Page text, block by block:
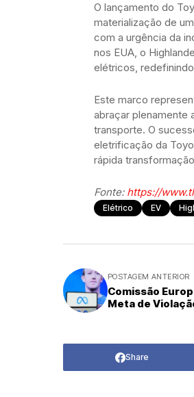
O lançamento do
materialização de
com a urgência da
nos EUA, o
elétricos,
Este marco
abraçar plenamente
transporte. O
eletrificação da
rápida
Fonte: https://
Elétrico EV
POSTAGEM ANTERIOR
Comissão
Meta de
Share